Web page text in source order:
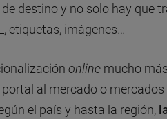
destino y no solo hay que
etiquetas, imágenes…
onlinemucho
al mercado o mercados
el país y hasta la región,